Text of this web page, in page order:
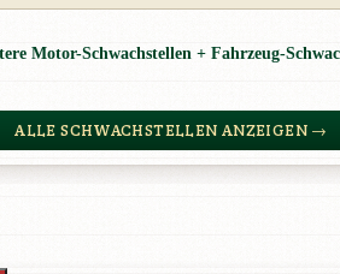
Motor-Schwachstellen + Fahrzeug-
ALLE SCHWACHSTELLEN ANZEIGEN →